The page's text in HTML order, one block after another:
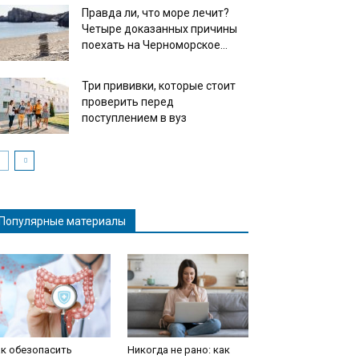
Правда ли, что море лечит?
Четыре доказанных причины
поехать на Черноморское...
Три прививки, которые стоит
проверить перед
поступлением в вуз
материалы
обезопасить
Никогда не рано: как